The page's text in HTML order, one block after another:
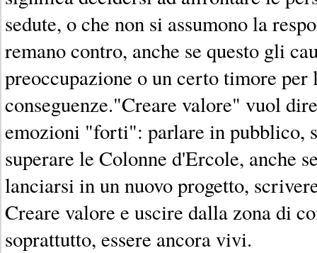
sedute, o che non si assumono la
remano contro, anche se questo gli
preoccupazione o un certo timore
conseguenze."Creare valore" vuol
emozioni "forti": parlare in pubblico,
superare le Colonne d'Ercole, anche
lanciarsi in un nuovo progetto,
Creare valore e uscire dalla zona di
soprattutto, essere ancora vivi.